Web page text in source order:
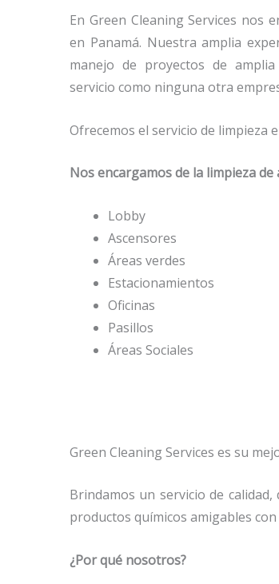
En Green Cleaning Services nos
en Panamá. Nuestra amplia
manejo de proyectos de
servicio como ninguna otra
Ofrecemos el servicio de limpieza
Nos encargamos de la limpieza de
Lobby
Ascensores
Áreas verdes
Estacionamientos
Oficinas
Pasillos
Áreas Sociales
Green Cleaning Services es su
Brindamos un servicio de
productos químicos amigables
¿Por qué nosotros?